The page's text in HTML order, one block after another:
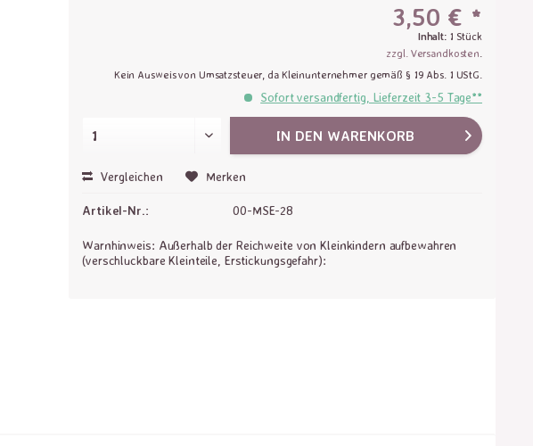
3,50 € *
Inhalt: 1 Stück
zzgl. Versandkosten.
Kein Ausweis von Umsatzsteuer, da Kleinunternehmer gemäß § 19 Abs. 1 UStG.
Sofort versandfertig, Lieferzeit 3-5 Tage**
IN DEN WARENKORB
Vergleichen Merken
Artikel-Nr.: 00-MSE-28
Warnhinweis: Außerhalb der Reichweite von Kleinkindern aufbewahren
(verschluckbare Kleinteile, Erstickungsgefahr):